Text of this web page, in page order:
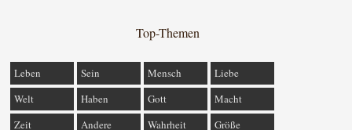
Top-Themen
Leben Sein Mensch
Liebe
Welt
Haben Gott
Macht
Zeit
Andere Wahrheit Größe